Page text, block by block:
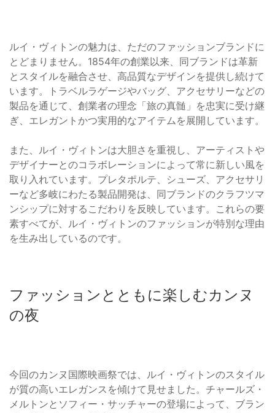
ルイ・ヴィトンの魅力は、ただのファッションブランドに
とどまりません。1854年の創業以来、同ブランドは革新
とスタイルを融合させ、高品質なデザインを提供し続けて
います。トラベルラゲージやバッグ、アクセサリーなどの
製品を通じて、創業者の理念「旅の真髄」を忠実に受け継
ぎ、エレガントかつ実用的なアイテムを展開しています。
また、ルイ・ヴィトンは大胆さを重視し、アーティストや
デザイナーとのコラボレーションによって常に新しい風を
取り入れています。プレタポルテ、シューズ、アクセサリ
ーなど多岐にわたる製品開発は、同ブランドのクラフツマ
ンシップに対するこだわりを反映しています。これらの要
素すべてが、ルイ・ヴィトンのファッションが特別な理由
を生み出しているのです。
ファッションとともに楽しむカンヌ
の夜
今回のカンヌ国際映画祭では、ルイ・ヴィトンのスタイル
が質の高いエレガンスを傾けて見せました。チャールズ・
メルトンとソフィー・サッチャーの登場によって、ブラン